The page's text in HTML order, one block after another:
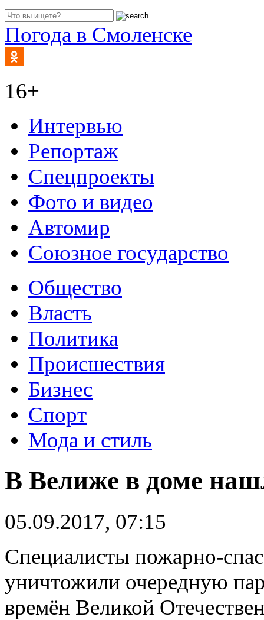
Погода в Смоленске
16+
Интервью
Репортаж
Спецпроекты
Фото и видео
Автомир
Союзное государство
Общество
Власть
Политика
Происшествия
Бизнес
Спорт
Мода и стиль
В Велиже в доме
05.09.2017, 07:15
Специалисты пожарно-
уничтожили очередную
времён Великой